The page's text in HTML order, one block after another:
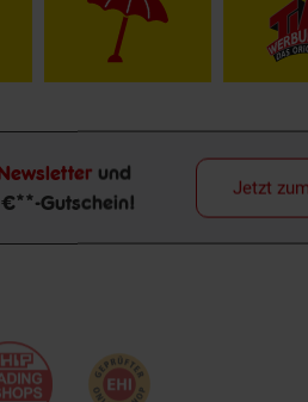
Anmeldung
und
Gutschein!
Jetzt